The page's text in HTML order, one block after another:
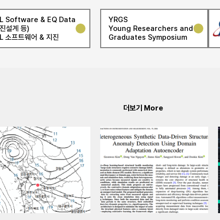
Software & EQ Data
설계 등)
소프트웨어 & 지진
YRGS
Young Researchers and
Graduates Symposium
더보기 More